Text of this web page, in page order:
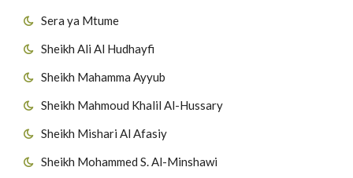
Sera ya Mtume
Sheikh Ali Al Hudhayfi
Sheikh Mahamma Ayyub
Sheikh Mahmoud Khalil Al-Hussary
Sheikh Mishari Al Afasiy
Sheikh Mohammed S. Al-Minshawi